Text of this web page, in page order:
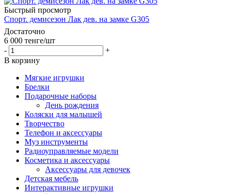
Быстрый просмотр
Спорт. демисезон Лак дев. на замке G305
Достаточно
6 000 тенге/шт
-
+
В корзину
Мягкие игрушки
Брелки
Подарочные наборы
День рождения
Коляски для малышей
Творчество
Телефон и аксессуары
Муз инструменты
Радиоуправляемые модели
Косметика и аксессуары
Аксессуары для девочек
Детская мебель
Интерактивные игрушки